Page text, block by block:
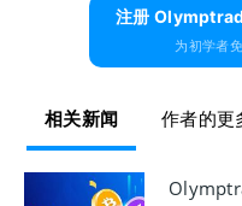
注册
为初学者
相关新闻 作者的更